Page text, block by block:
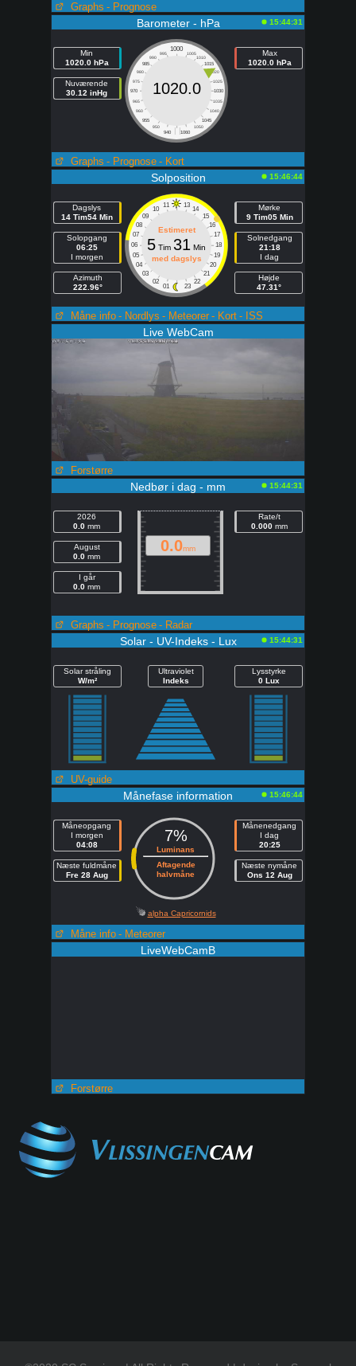
Graphs - Prognose
Barometer - hPa 15:44:31
Min
1020.0 hPa
Nuværende
30.12 inHg
1000
995
1005
990
1010
985
1015
980
1020
975
1025
970
1030
965
1035
960
1040
955
1045
950
1050
940
1060
| |
1020.0
Max
1020.0 hPa
Graphs - Prognose - Kort
Solposition 15:46:44
Dagslys
14 Tim54 Min
Solopgang
06:25
I morgen
Azimuth
222.96°
11 13
10
14
09
15
08
16
07
17
06
18
05
19
04
20
03
21
02
22
01 23
Estimeret
5 Tim 31 Min
med dagslys
Mørke
9 Tim05 Min
Solnedgang
21:18
I dag
Højde
47.31°
Måne info - Nordlys - Meteorer - Kort - ISS
Live WebCam
Forstørre
Nedbør i dag - mm 15:44:31
2026
0.0 mm
August
0.0 mm
I går
0.0 mm
0.0mm
Rate/t
0.000 mm
Graphs - Prognose - Radar
Solar - UV-Indeks - Lux 15:44:31
Solar stråling
W/m²
Ultraviolet
Indeks
Lysstyrke
0 Lux
UV-guide
Månefase information 15:46:44
Måneopgang
I morgen
04:08
Næste fuldmåne
Fre 28 Aug
7%
Luminans
Aftagende
halvmåne
alpha Capricornids
Månenedgang
I dag
20:25
Næste nymåne
Ons 12 Aug
Måne info - Meteorer
LiveWebCamB
Forstørre